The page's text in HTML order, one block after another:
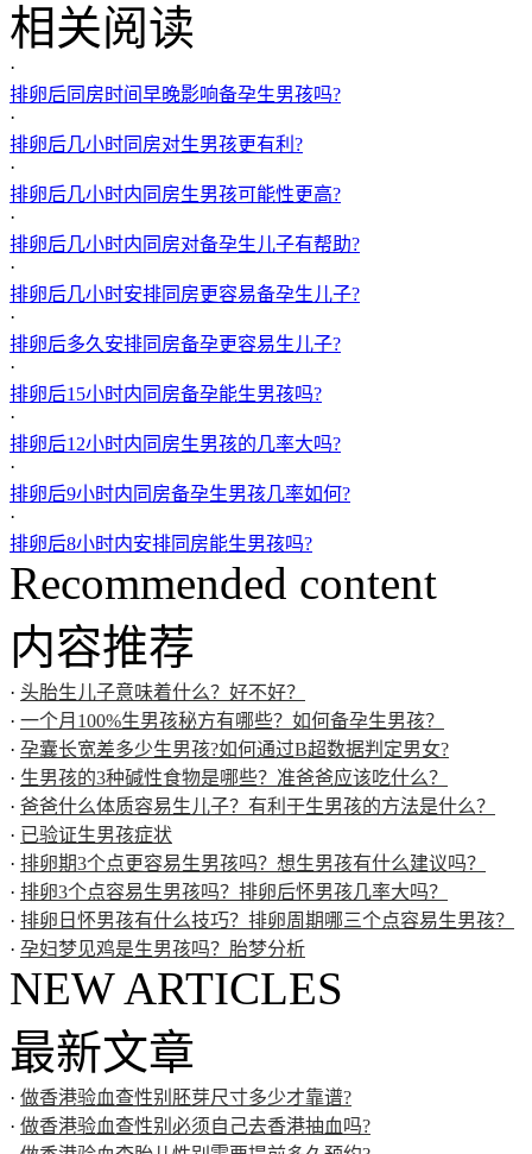
相关阅读
·
排卵后同房时间早晚影响备孕生男孩吗?
·
排卵后几小时同房对生男孩更有利?
·
排卵后几小时内同房生男孩可能性更高?
·
排卵后几小时内同房对备孕生儿子有帮助?
·
排卵后几小时安排同房更容易备孕生儿子?
·
排卵后多久安排同房备孕更容易生儿子?
·
排卵后15小时内同房备孕能生男孩吗?
·
排卵后12小时内同房生男孩的几率大吗?
·
排卵后9小时内同房备孕生男孩几率如何?
·
排卵后8小时内安排同房能生男孩吗?
Recommended content
内容推荐
· 头胎生儿子意味着什么？好不好？
· 一个月100%生男孩秘方有哪些？如何备孕生男孩？
· 孕囊长宽差多少生男孩?如何通过B超数据判定男女?
· 生男孩的3种碱性食物是哪些？准爸爸应该吃什么？
· 爸爸什么体质容易生儿子？有利于生男孩的方法是什么？
· 已验证生男孩症状
· 排卵期3个点更容易生男孩吗？想生男孩有什么建议吗？
· 排卵3个点容易生男孩吗？排卵后怀男孩几率大吗？
· 排卵日怀男孩有什么技巧？排卵周期哪三个点容易生男孩？
· 孕妇梦见鸡是生男孩吗？胎梦分析
NEW ARTICLES
最新文章
· 做香港验血查性别胚芽尺寸多少才靠谱?
· 做香港验血查性别必须自己去香港抽血吗?